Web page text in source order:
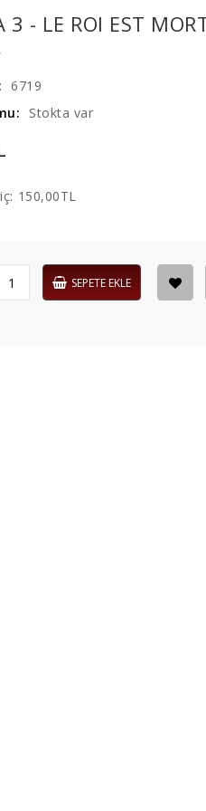
3 - LE ROI EST
6719
Stokta var
150,00TL
SEPETE EKLE